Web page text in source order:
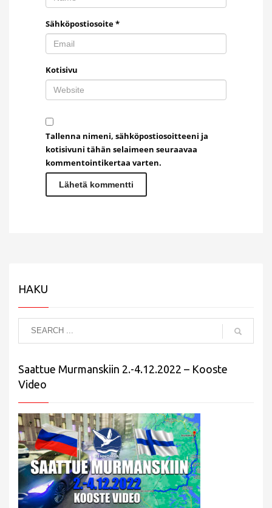
Sähköpostiosoite*
Kotisivu
Tallenna nimeni, sähköpostiosoitteeni ja
kotisivuni tähän selaimeen seuraavaa
kommentointikertaa varten.
HAKU
Saattue Murmanskiin 2.-4.12.2022 – Kooste
Video